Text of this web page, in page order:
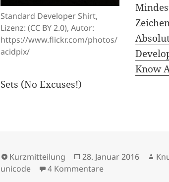
Standard Developer Shirt,
Lizenz: (CC BY 2.0), Autor:
https://www.flickr.com/photos/
acidpix/
Know
Sets (No Excuses!)
Format
Kurzmitteilung
Veröffentlicht
am
28. Januar 2016
unicode
4 Kommentarezu Wissen über